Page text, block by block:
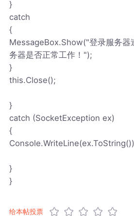
}
catch
{
MessageBox.Show("登录服务器
务器是否正常工作！");
}
this.Close();
}
catch (SocketException ex)
{
}
}
给本帖投票